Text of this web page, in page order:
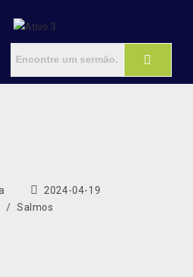
2024-04-19
/ Salmos